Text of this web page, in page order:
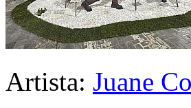
Artista: Juane